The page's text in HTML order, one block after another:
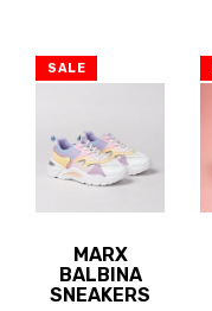
SALE
MARX
BALBINA
SNEAKERS